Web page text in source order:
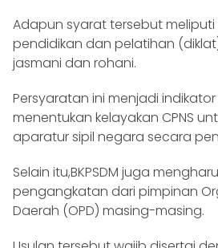
Adapun syarat tersebut meliputi
pendidikan dan pelatihan
jasmani dan rohani.
Persyaratan ini menjadi
menentukan kelayakan CPNS
aparatur sipil negara secara
Selain itu,BKPSDM juga
pengangkatan dari pimpinan
Daerah (OPD) masing-masing.